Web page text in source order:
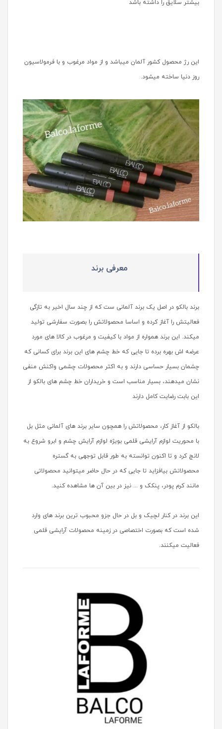
بیشتر سلایق را داشته باشد
این رژ محصول کشور آلمان میباشد و از مواد مرغوب و با فرمولاسیون
روز دنیا ساخته میشود.
معرفی برند
برند بالکو در اصل یک برند آلمانی ست که از چند سال اخیر به تازگی
فعالیتش را آغاز کرده و اساسا محصولاتش را بصورت سفارشی تولید
میکند. این برند همواره از مواد با کیفیت و مرغوب در کالا های مورد
عرضه اش بهره برده تا جایی که خط چشم های این برند برای کسانی که
چشمان بسیار حساسی دارند و به اکثر محصولات چشمی واکنش منفی
نشان میدهند، بسیار مناسب است و خریداران خط چشم های بالکو از
این بابت رضایت کامل دارند
بالکو از آغاز کار، محصولاتش را همچون سایر برند های آلمانی مثل بل
با محوریت لوازم آرایشی قلمی بویژه لوازم آرایش چشم و ابرو شروع به
لانچ کرد و تا اکنون توانسته به طور قابل توجهی به گستره
محصولاتش بیافزاید تا جایی که در حال حاضر میتوانید محصولاتی
مانند کرم پودر، پنکک و ... نیز در بین آن ها مشاهده کنید.
این برند در کنار لچیک و بل در حال جزو محبوب ترین برند های وارد
شده است که بصورت اختصاصی در زمینه محصولات آرایشی قلمی
فعالیت میکنند.